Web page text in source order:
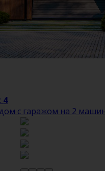
4
с гаражом на 2